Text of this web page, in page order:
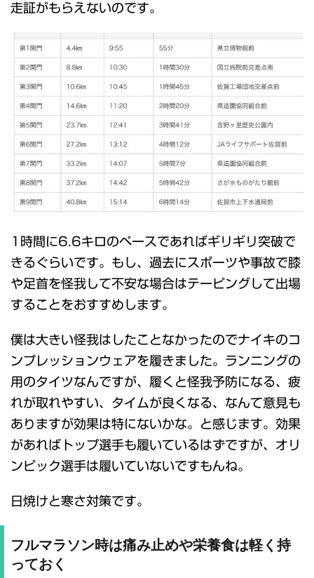
走証がもらえないのです。
1時間に6.6キロのペースであればギリギリ突破で
きるぐらいです。もし、過去にスポーツや事故で膝
や足首を怪我して不安な場合はテーピングして出場
することをおすすめします。
僕は大きい怪我はしたことなかったのでナイキのコ
ンプレッションウェアを履きました。ランニングの
用のタイツなんですが、履くと怪我予防になる、疲
れが取れやすい、タイムが良くなる、なんて意見も
ありますが効果は特にないかな。と感じます。効果
があればトップ選手も履いているはずですが、オリ
ンピック選手は履いていないですもんね。
日焼けと寒さ対策です。
フルマラソン時は痛み止めや栄養食は軽く持
っておく